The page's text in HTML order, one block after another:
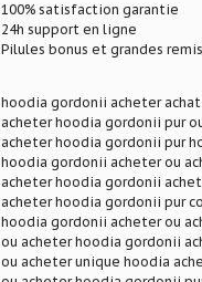
100% satisfaction garantie
24h support en ligne
Pilules bonus et grandes
hoodia gordonii acheter
acheter hoodia gordonii pur
acheter hoodia gordonii pur
hoodia gordonii acheter ou
acheter hoodia gordonii
acheter hoodia gordonii pur
hoodia gordonii acheter ou
ou acheter hoodia gordonii
ou acheter unique hoodia